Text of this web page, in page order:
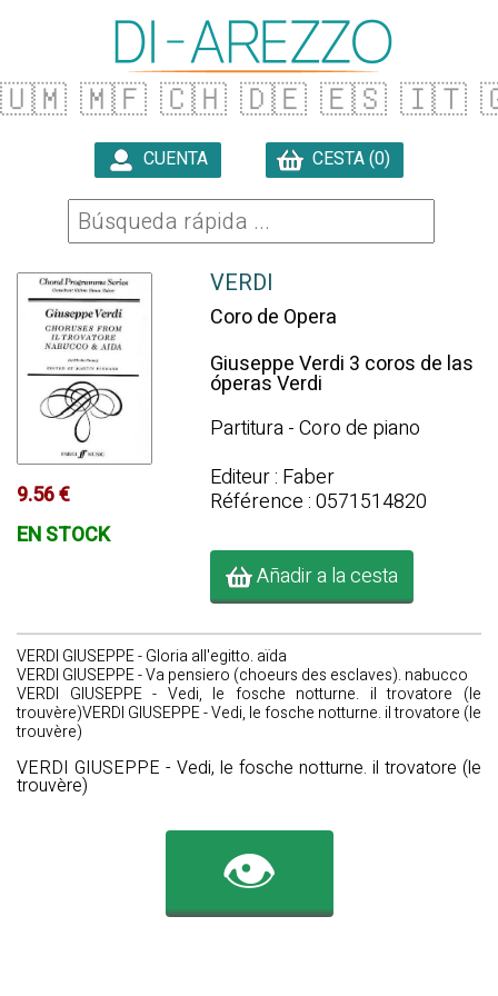
🇺🇲 🇲🇫 🇨🇭 🇩🇪 🇪🇸 🇮🇹
CUENTA CESTA (0)
9.56 €
EN STOCK
VERDI
Coro de Opera
Giuseppe Verdi 3 coros de las
óperas Verdi
Partitura - Coro de piano
Editeur : Faber
Référence : 0571514820
Añadir a la cesta
VERDI GIUSEPPE - Gloria all'egitto. aïda
VERDI GIUSEPPE - Va pensiero (choeurs des esclaves). nabucco
VERDI GIUSEPPE - Vedi, le fosche notturne. il trovatore (le
trouvère)VERDI GIUSEPPE - Vedi, le fosche notturne. il trovatore (le
trouvère)
VERDI GIUSEPPE - Vedi, le fosche notturne. il trovatore (le
trouvère)
👁️